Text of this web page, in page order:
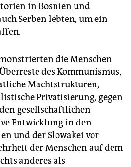
in Bosnien und
Serben lebten, um ein
die Menschen
des Kommunismus,
Machtstrukturen,
Privatisierung, gegen
gesellschaftlichen
Entwicklung in den
und der Slowakei vor
der Menschen auf dem
anderes als